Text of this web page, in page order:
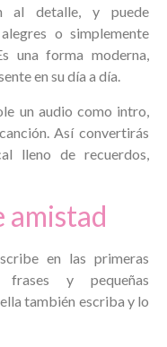
al detalle, y puede
o simplemente
una forma moderna,
en su día a día.
un audio como intro,
Así convertirás
lleno de recuerdos,
amistad
en las primeras
frases y pequeñas
también escriba y lo